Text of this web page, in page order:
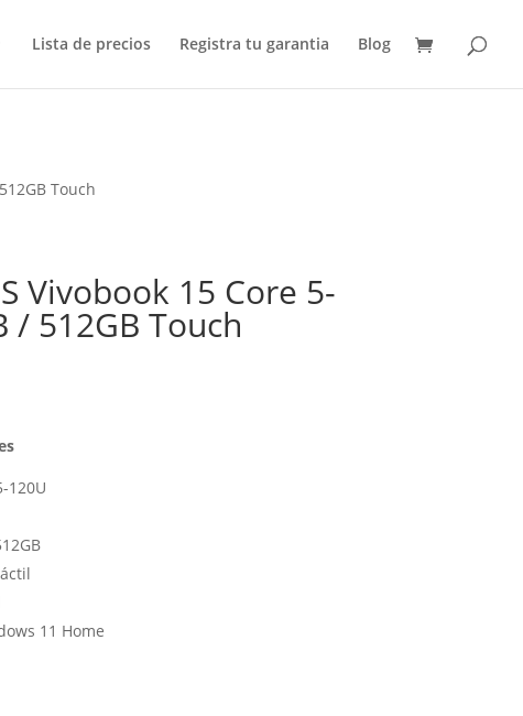
Lista de precios Registra tu garantia Blog
Touch
Vivobook 15 Core 5-
/ 512GB Touch
120U
11 Home